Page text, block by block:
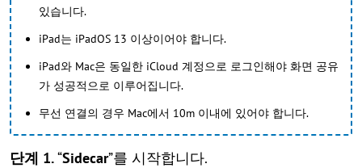
있습니다.
iPad는 iPadOS 13 이상이어야 합니다.
iPad와 Mac은 동일한 iCloud 계정으로 로그인해야 화면 공유
가 성공적으로 이루어집니다.
무선 연결의 경우 Mac에서 10m 이내에 있어야 합니다.
단계 1.“Sidecar”를 시작합니다.